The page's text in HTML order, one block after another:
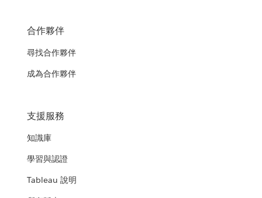
合作夥伴
尋找合作夥伴
成為合作夥伴
支援服務
知識庫
學習與認證
Tableau 說明